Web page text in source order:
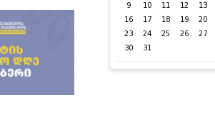
ევროპის მასშტაბით
გახშირდება!
9
10 11 12 13
16
17 18 19 20
23
24 25 26 27
30
31